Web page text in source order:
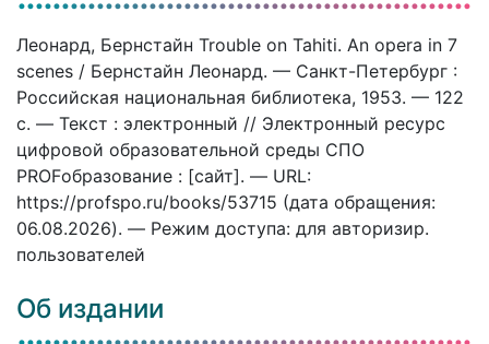
Леонард, Бернстайн Trouble on Tahiti. An opera in 7
scenes / Бернстайн Леонард. — Санкт-Петербург :
Российская национальная библиотека, 1953. — 122
c. — Текст : электронный // Электронный ресурс
цифровой образовательной среды СПО
PROFобразование : [сайт]. — URL:
https://profspo.ru/books/53715 (дата обращения:
06.08.2026). — Режим доступа: для авторизир.
пользователей
Об издании